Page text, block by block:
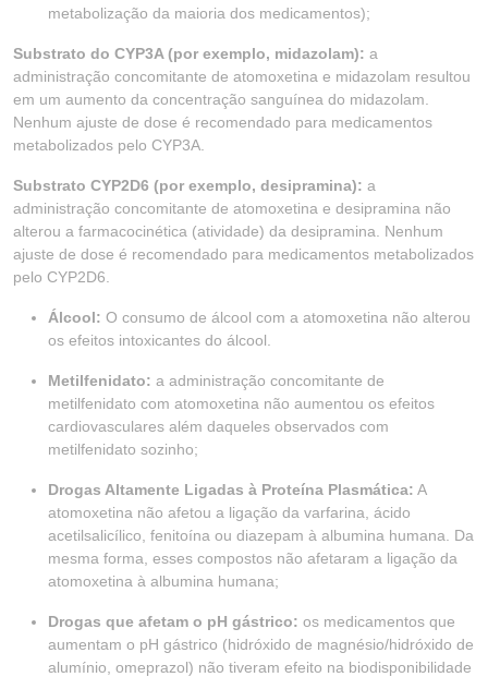
metabolização da maioria dos medicamentos);
Substrato do CYP3A (por exemplo, midazolam): a
administração concomitante de atomoxetina e midazolam resultou
em um aumento da concentração sanguínea do midazolam.
Nenhum ajuste de dose é recomendado para medicamentos
metabolizados pelo CYP3A.
Substrato CYP2D6 (por exemplo, desipramina): a
administração concomitante de atomoxetina e desipramina não
alterou a farmacocinética (atividade) da desipramina. Nenhum
ajuste de dose é recomendado para medicamentos metabolizados
pelo CYP2D6.
Álcool: O consumo de álcool com a atomoxetina não alterou
os efeitos intoxicantes do álcool.
Metilfenidato: a administração concomitante de
metilfenidato com atomoxetina não aumentou os efeitos
cardiovasculares além daqueles observados com
metilfenidato sozinho;
Drogas Altamente Ligadas à Proteína Plasmática: A
atomoxetina não afetou a ligação da varfarina, ácido
acetilsalicílico, fenitoína ou diazepam à albumina humana. Da
mesma forma, esses compostos não afetaram a ligação da
atomoxetina à albumina humana;
Drogas que afetam o pH gástrico: os medicamentos que
aumentam o pH gástrico (hidróxido de magnésio/hidróxido de
alumínio, omeprazol) não tiveram efeito na biodisponibilidade